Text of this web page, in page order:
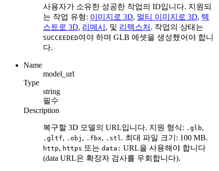
사용자가 소유한 성공한 작업의 ID입니다. 지원되
는 작업 유형: 이미지로 3D, 멀티 이미지로 3D, 텍
스트로 3D, 리메시 , 및 리텍스처 . 작업의 상태는
SUCCEEDED여야 하며 GLB 에셋을 생성했어야 합니
다.
Name
model_url
Type
string
필수
Description
복구할 3D 모델의 URL입니다. 지원 형식: .glb,
.gltf, .obj , .fbx, .stl. 최대 파일 크기: 100 MB.
http, https 또는 data: URL을 사용해야 합니다
(data URL은 확장자 검사를 우회합니다).